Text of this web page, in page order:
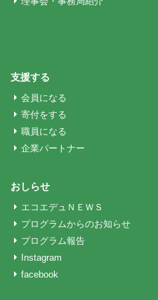
ョ
ン
支援する
会員になる
寄付をする
職員になる
企業パートナー
おしらせ
エコエデュＮＥＷＳ
プログラムからのお知らせ
プログラム報告
Instagram
facebook